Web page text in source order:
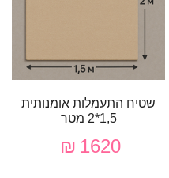
שטיח התעמלות אומנותית
1,5*2 מטר
1620 ₪